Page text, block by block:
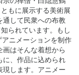
もに展示する美術展
通して民衆への布教
られています。もし
ニメーションを制作
画はそんな着想から
に、作品に込められ
現します。アニメー